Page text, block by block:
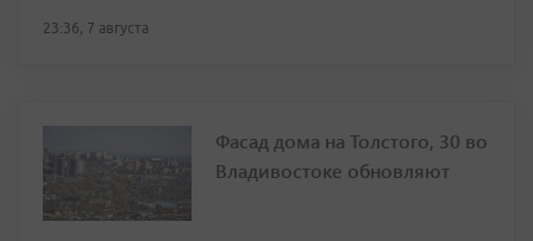
23:36, 7 августа
Фасад дома на Толстого, 30 во
Владивостоке обновляют